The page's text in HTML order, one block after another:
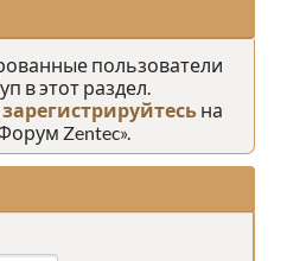
пользователи
в этот раздел.
зарегистрируйтесьна
Zentec».